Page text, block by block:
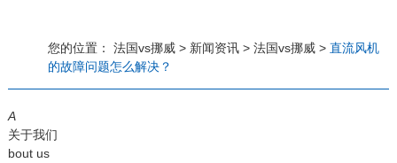
应用案例
工程案例
解决方案
新闻资讯
法国vs挪威
行业资讯
常见问题
您的位置： 法国vs挪威> 新闻资讯> 法国vs挪威> 直流风机
的故障问题怎么解决？
A
关于我们
bout us